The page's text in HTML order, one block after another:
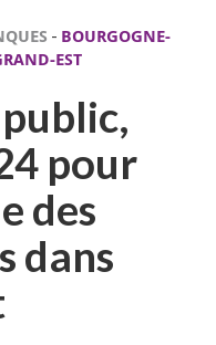
- BOURGOGNE-
EST
pour
des
dans